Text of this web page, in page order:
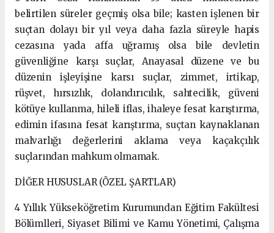
belirtilen süreler geçmiş olsa bile; kasten işlenen bir
suçtan dolayı bir yıl veya daha fazla süreyle hapis
cezasına yada affa uğramış olsa bile devletin
güvenliğine karşı suçlar, Anayasal düzene ve bu
düzenin işleyişine karsı suçlar, zimmet, irtikap,
rüşvet, hırsızlık, dolandırıcılık, sahtecilik, güveni
kötüye kullanma, hileli iflas, ihaleye fesat karıştırma,
edimin ifasına fesat karıştırma, suçtan kaynaklanan
malvarlığı değerlerini aklama veya kaçakçılık
suçlarından mahkum olmamak.
DİĞER HUSUSLAR (ÖZEL ŞARTLAR)
4 Yıllık Yükseköğretim Kurumundan Eğitim Fakültesi
Bölümlleri, Siyaset Bilimi ve Kamu Yönetimi, Çalışma